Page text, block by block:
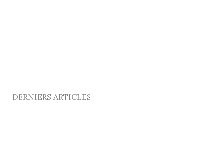
DERNIERS ARTICLES